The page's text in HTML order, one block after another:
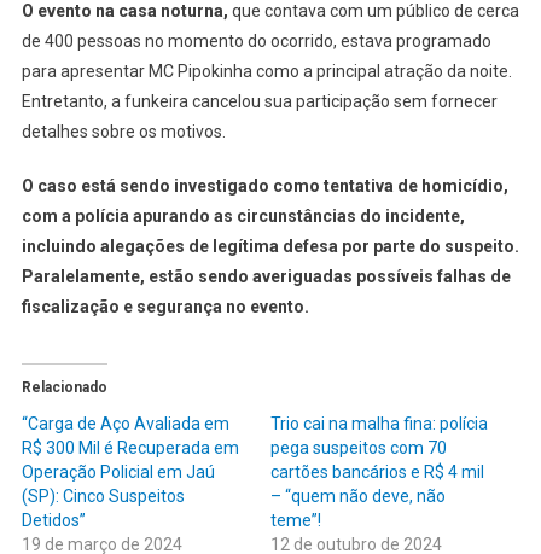
O evento na casa noturna, que contava com um público de cerca
de 400 pessoas no momento do ocorrido, estava programado
para apresentar MC Pipokinha como a principal atração da noite.
Entretanto, a funkeira cancelou sua participação sem fornecer
detalhes sobre os motivos.
O caso está sendo investigado como tentativa de homicídio,
com a polícia apurando as circunstâncias do incidente,
incluindo alegações de legítima defesa por parte do suspeito.
Paralelamente, estão sendo averiguadas possíveis falhas de
fiscalização e segurança no evento.
Relacionado
“Carga de Aço Avaliada em
R$ 300 Mil é Recuperada em
Operação Policial em Jaú
(SP): Cinco Suspeitos
Detidos”
19 de março de 2024
Trio cai na malha fina: polícia
pega suspeitos com 70
cartões bancários e R$ 4 mil
– “quem não deve, não
teme”!
12 de outubro de 2024